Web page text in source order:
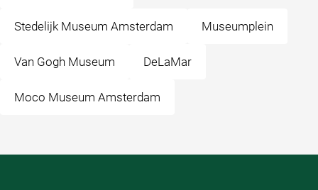
Stedelijk Museum Amsterdam Museumplein
Van Gogh Museum DeLaMar
Moco Museum Amsterdam